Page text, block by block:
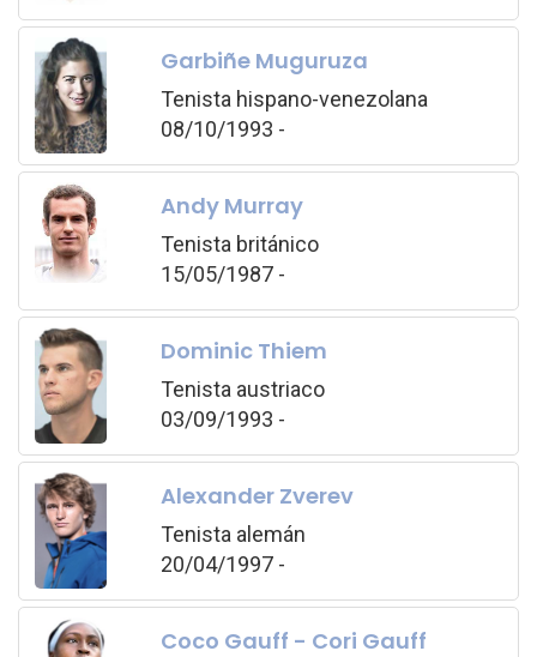
Garbiñe Muguruza
Tenista hispano-venezolana
08/10/1993 -
Andy Murray
Tenista británico
15/05/1987 -
Dominic Thiem
Tenista austriaco
03/09/1993 -
Alexander Zverev
Tenista alemán
20/04/1997 -
Coco Gauff - Cori Gauff